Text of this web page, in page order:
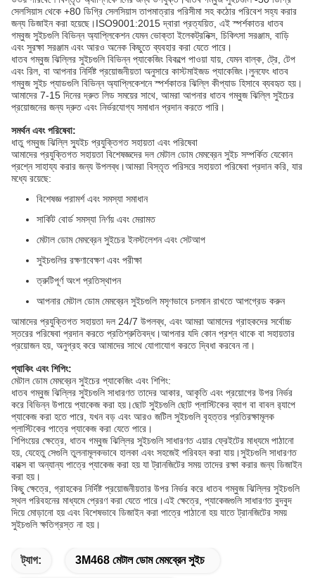
সেলসিয়াস থেকে +80 ডিগ্রি সেলসিয়াস তাপমাত্রার পরিসীমা সহ কঠোর পরিবেশ সহ্য করার
জন্য ডিজাইন করা হয়েছে।ISO9001:2015 দ্বারা প্রত্যয়িত, এই স্পর্শকাতর ধাতব
গম্বুজ সুইচগুলি বিভিন্ন অ্যাপ্লিকেশন যেমন ভোক্তা ইলেকট্রনিক্স, চিকিৎসা সরঞ্জাম, বাড়ি
এবং সুরক্ষা সরঞ্জাম এবং আরও অনেক কিছুতে ব্যবহার করা যেতে পারে।
ধাতব গম্বুজ ঝিল্লির সুইচগুলি বিভিন্ন প্যাকেজিং বিকল্পে পাওয়া যায়, যেমন বাল্ক, ট্রে, টেপ
এবং রিল, বা আপনার নির্দিষ্ট প্রয়োজনীয়তা অনুসারে কাস্টমাইজড প্যাকেজিং।লুনফেং ধাতব
গম্বুজ সুইচ প্যাডগুলি বিভিন্ন অ্যাপ্লিকেশনে স্পর্শকাতর ঝিল্লি কীপ্যাড হিসাবে ব্যবহৃত হয়।
আমাদের 7-15 দিনের দ্রুত লিড সময়ের সাথে, আমরা আপনার ধাতব গম্বুজ ঝিল্লি সুইচের
প্রয়োজনের জন্য দ্রুত এবং নির্ভরযোগ্য সমাধান প্রদান করতে পারি।
সমর্থন এবং পরিষেবা:
ধাতু গম্বুজ ঝিল্লি স্যুইচ প্রযুক্তিগত সহায়তা এবং পরিষেবা
আমাদের প্রযুক্তিগত সহায়তা বিশেষজ্ঞদের দল মেটাল ডোম মেমব্রেন সুইচ সম্পর্কিত যেকোন
প্রশ্নে সাহায্য করার জন্য উপলব্ধ।আমরা বিস্তৃত পরিসরে সহায়তা পরিষেবা প্রদান করি, যার
মধ্যে রয়েছে:
বিশেষজ্ঞ পরামর্শ এবং সমস্যা সমাধান
সার্কিট বোর্ড সমস্যা নির্ণয় এবং মেরামত
মেটাল ডোম মেমব্রেন সুইচের ইনস্টলেশন এবং সেটআপ
সুইচগুলির রক্ষণাবেক্ষণ এবং পরীক্ষা
ত্রুটিপূর্ণ অংশ প্রতিস্থাপন
আপনার মেটাল ডোম মেমব্রেন সুইচগুলি মসৃণভাবে চলমান রাখতে আপগ্রেড করুন
আমাদের প্রযুক্তিগত সহায়তা দল 24/7 উপলব্ধ, এবং আমরা আমাদের গ্রাহকদের সর্বোচ্চ
স্তরের পরিষেবা প্রদান করতে প্রতিশ্রুতিবদ্ধ।আপনার যদি কোন প্রশ্ন থাকে বা সহায়তার
প্রয়োজন হয়, অনুগ্রহ করে আমাদের সাথে যোগাযোগ করতে দ্বিধা করবেন না।
প্যাকিং এবং শিপিং:
মেটাল ডোম মেমব্রেন সুইচের প্যাকেজিং এবং শিপিং:
ধাতব গম্বুজ ঝিল্লির সুইচগুলি সাধারণত তাদের আকার, আকৃতি এবং প্রয়োগের উপর নির্ভর
করে বিভিন্ন উপায়ে প্যাকেজ করা হয়।ছোট সুইচগুলি ছোট প্লাস্টিকের ব্যাগ বা বাবল র‍্যাপে
প্যাকেজ করা হতে পারে, যখন বড় এবং আরও জটিল সুইচগুলি বৃহত্তর প্রতিরক্ষামূলক
প্লাস্টিকের পাত্রে প্যাকেজ করা যেতে পারে।
শিপিংয়ের ক্ষেত্রে, ধাতব গম্বুজ ঝিল্লির সুইচগুলি সাধারণত এয়ার ফ্রেইটের মাধ্যমে পাঠানো
হয়, যেহেতু সেগুলি তুলনামূলকভাবে হালকা এবং সহজেই পরিবহন করা যায়।সুইচগুলি সাধারণত
বাক্সে বা অন্যান্য পাত্রে প্যাকেজ করা হয় যা ট্রানজিটের সময় তাদের রক্ষা করার জন্য ডিজাইন
করা হয়।
কিছু ক্ষেত্রে, গ্রাহকের নির্দিষ্ট প্রয়োজনীয়তার উপর নির্ভর করে ধাতব গম্বুজ ঝিল্লির সুইচগুলি
স্থল পরিবহনের মাধ্যমে প্রেরণ করা যেতে পারে।এই ক্ষেত্রে, প্যাকেজগুলি সাধারণত বুদবুদ
দিয়ে মোড়ানো হয় এবং বিশেষভাবে ডিজাইন করা পাত্রে পাঠানো হয় যাতে ট্রানজিটের সময়
সুইচগুলি ক্ষতিগ্রস্ত না হয়।
ট্যাগ: 3M468 মেটাল ডোম মেমব্রেন সুইচ